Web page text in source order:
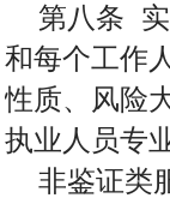
第八条
和每个工作
性质、风险
执业人员专
非鉴证类